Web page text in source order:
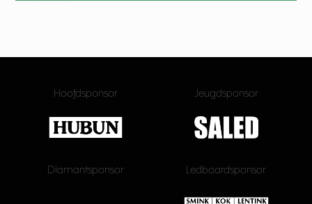
Hoofdsponsor Jeugdsponsor
Diamantsponsor Ledboardsponsor